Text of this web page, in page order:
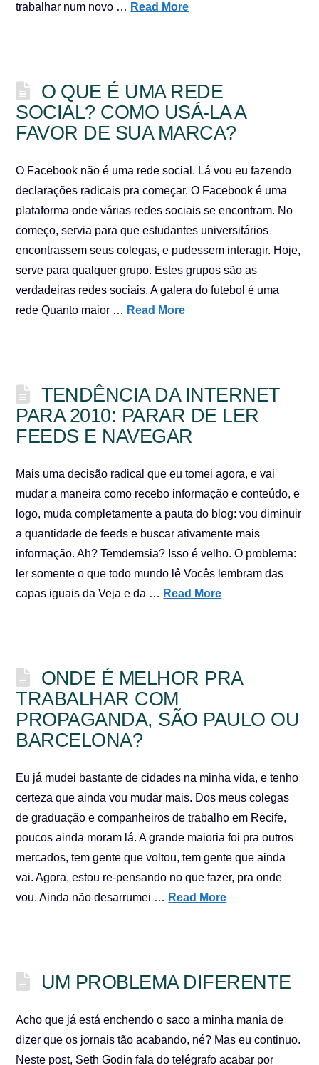
trabalhar num novo … Read More
O QUE É UMA REDE
SOCIAL? COMO USÁ-LA A
FAVOR DE SUA MARCA?
O Facebook não é uma rede social. Lá vou eu fazendo
declarações radicais pra começar. O Facebook é uma
plataforma onde várias redes sociais se encontram. No
começo, servia para que estudantes universitários
encontrassem seus colegas, e pudessem interagir. Hoje,
serve para qualquer grupo. Estes grupos são as
verdadeiras redes sociais. A galera do futebol é uma
rede Quanto maior … Read More
TENDÊNCIA DA INTERNET
PARA 2010: PARAR DE LER
FEEDS E NAVEGAR
Mais uma decisão radical que eu tomei agora, e vai
mudar a maneira como recebo informação e conteúdo, e
logo, muda completamente a pauta do blog: vou diminuir
a quantidade de feeds e buscar ativamente mais
informação. Ah? Temdemsia? Isso é velho. O problema:
ler somente o que todo mundo lê Vocês lembram das
capas iguais da Veja e da … Read More
ONDE É MELHOR PRA
TRABALHAR COM
PROPAGANDA, SÃO PAULO OU
BARCELONA?
Eu já mudei bastante de cidades na minha vida, e tenho
certeza que ainda vou mudar mais. Dos meus colegas
de graduação e companheiros de trabalho em Recife,
poucos ainda moram lá. A grande maioria foi pra outros
mercados, tem gente que voltou, tem gente que ainda
vai. Agora, estou re-pensando no que fazer, pra onde
vou. Ainda não desarrumei … Read More
UM PROBLEMA DIFERENTE
Acho que já está enchendo o saco a minha mania de
dizer que os jornais tão acabando, né? Mas eu continuo.
Neste post, Seth Godin fala do telégrafo acabar por